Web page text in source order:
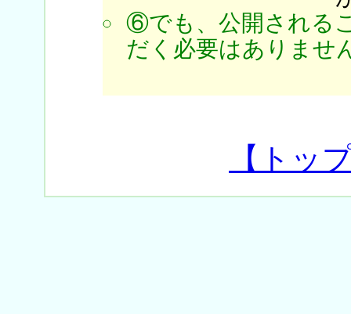
⑥でも、公開される
だく必要はありませ
【トッ